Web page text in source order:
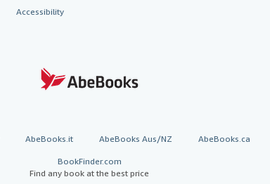
Accessibility
AbeBooks.it AbeBooks Aus/NZ AbeBooks.ca
BookFinder.com
Find any book at the best price